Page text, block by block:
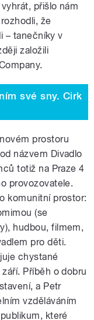
přišlo nám
že
– tanečníky v
založili
své sny. Cirk
prostoru
názvem Divadlo
totiž na Praze 4
provozovatele.
komunitní prostor:
(se
hudbou, filmem,
pro děti.
chystané
Příběh o dobru
a Petr
vzděláváním
které